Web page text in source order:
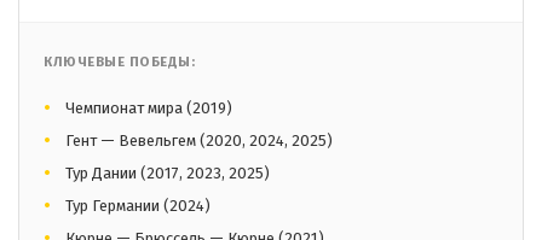
КЛЮЧЕВЫЕ ПОБЕДЫ:
Чемпионат мира (2019)
Гент — Вевельгем (2020, 2024, 2025)
Тур Дании (2017, 2023, 2025)
Тур Германии (2024)